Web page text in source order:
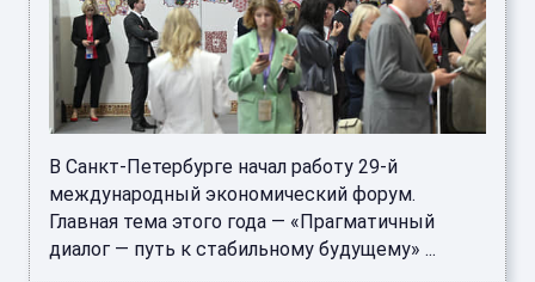
В Санкт-Петербурге начал работу 29-й
международный экономический форум.
Главная тема этого года — «Прагматичный
диалог — путь к стабильному будущему» ...